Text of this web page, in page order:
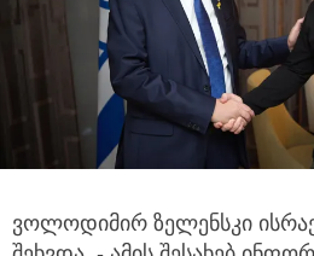
ვოლოდიმირ ზელენსკი